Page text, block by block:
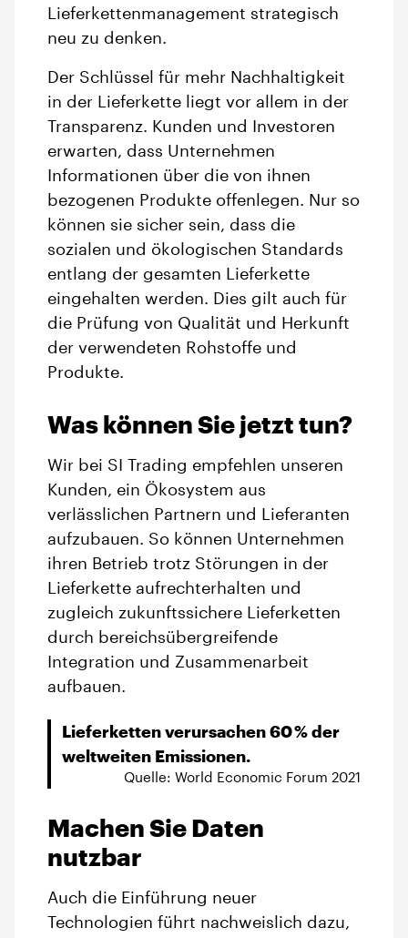
Lieferkettenmanagement strategisch
neu zu denken.
Der Schlüssel für mehr Nachhaltigkeit
in der Lieferkette liegt vor allem in der
Transparenz. Kunden und Investoren
erwarten, dass Unternehmen
Informationen über die von ihnen
bezogenen Produkte offenlegen. Nur so
können sie sicher sein, dass die
sozialen und ökologischen Standards
entlang der gesamten Lieferkette
eingehalten werden. Dies gilt auch für
die Prüfung von Qualität und Herkunft
der verwendeten Rohstoffe und
Produkte.
Was können Sie jetzt tun?
Wir bei SI Trading empfehlen unseren
Kunden, ein Ökosystem aus
verlässlichen Partnern und Lieferanten
aufzubauen. So können Unternehmen
ihren Betrieb trotz Störungen in der
Lieferkette aufrechterhalten und
zugleich zukunftssichere Lieferketten
durch bereichsübergreifende
Integration und Zusammenarbeit
aufbauen.
Lieferketten verursachen 60 % der
weltweiten Emissionen.
Quelle: World Economic Forum 2021
Machen Sie Daten
nutzbar
Auch die Einführung neuer
Technologien führt nachweislich dazu,